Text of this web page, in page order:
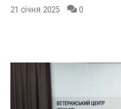
21 січня 2025 0